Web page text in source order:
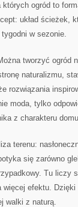
ogród to
układ ścieżek,
w sezonie.
tworzyć ogród
naturalizmu,
rozwiązania
moda, tylko
z charakteru
terenu:
się zarówno
Tu liczy
więcej efektu.
walki z naturą.